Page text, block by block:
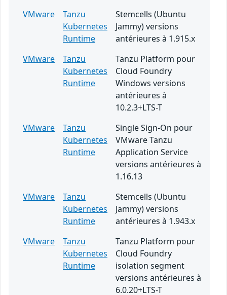
VMware
Tanzu
Kubernetes
Runtime
Stemcells (Ubuntu
Jammy) versions
antérieures à 1.915.x
VMware
Tanzu
Kubernetes
Runtime
Tanzu Platform pour
Cloud Foundry
Windows versions
antérieures à
10.2.3+LTS-T
VMware
Tanzu
Kubernetes
Runtime
Single Sign-On pour
VMware Tanzu
Application Service
versions antérieures à
1.16.13
VMware
Tanzu
Kubernetes
Runtime
Stemcells (Ubuntu
Jammy) versions
antérieures à 1.943.x
VMware
Tanzu
Kubernetes
Runtime
Tanzu Platform pour
Cloud Foundry
isolation segment
versions antérieures à
6.0.20+LTS-T